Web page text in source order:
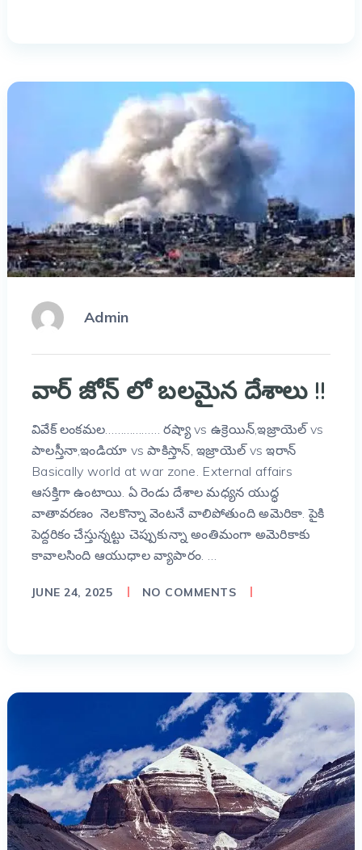
Admin
వార్ జోన్ లో బలమైన దేశాలు !!
వివేక్ లంకమల……………… రష్యా vs ఉక్రెయిన్,ఇజ్రాయెల్ vs
పాలస్తీనా,ఇండియా vs పాకిస్తాన్, ఇజ్రాయెల్ vs ఇరాన్
Basically world at war zone. External affairs
ఆసక్తిగా ఉంటాయి. ఏ రెండు దేశాల మధ్యన యుద్ధ
వాతావరణం నెలకొన్నా వెంటనే వాలిపోతుంది అమెరికా. పైకి
పెద్దరికం చేస్తున్నట్టు చెప్పుకున్నా అంతిమంగా అమెరికాకు
కావాలసింది ఆయుధాల వ్యాపారం. …
JUNE 24, 2025 NO COMMENTS